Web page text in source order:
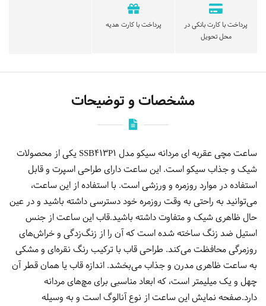
پرداخت با کارت بانکی در
محل تحویل
پرداخت با کارت هدیه
مشخصات و توضیحات
ساعت مچی عقربه ای مردانه سیکو مدل SSB413P1 یکی از محصولات
شیک و جذاب سیکو است. این ساعت دارای طراحی اسپرت و قابل
استفاده در موارد روزمره و ورزشی است. با استفاده از این ساعت،
می‌توانید به راحتی به وقت روزمره خود دسترسی داشته باشید و در عین
حال ظاهری شیک و متفاوت داشته باشید.قاب این ساعت از جنس
استیل ضد زنگ ساخته شده است که آن را از زنگ‌زدگی و خراش‌های
روزمرگی محافظت می‌کند. طراحی قاب با ترکیب رنگ نقره‌ای و مشکی
به ساعت ظاهری مدرن و جذاب می‌بخشد. اندازه قاب یا همان قطر آن
چهل و یک میلیمتر است، که ابعاد مناسبی برای مچ‌های مردانه
دارد.صفحه نمایش این ساعت از نوع آنالوگ است و به وسیله